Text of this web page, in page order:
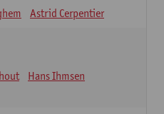
Astrid Cerpentier
Hans Ihmsen